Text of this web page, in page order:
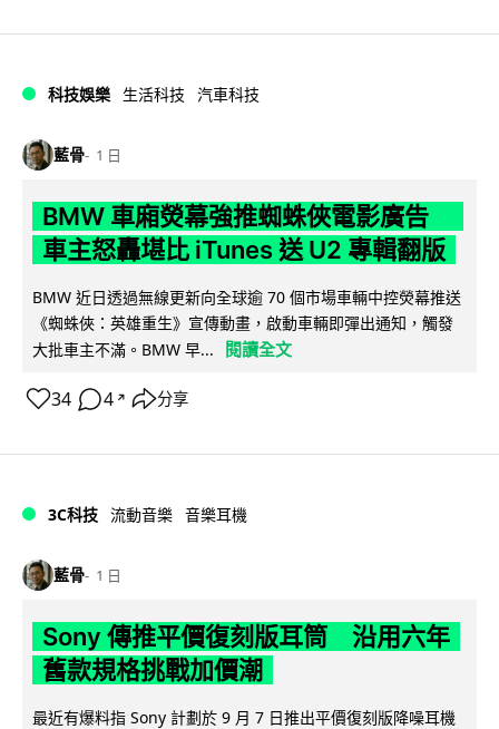
科技娛樂 生活科技 汽車科技
藍骨 1 日
BMW 車廂熒幕強推蜘蛛俠電影廣告
車主怒轟堪比 iTunes 送 U2 專輯翻版
BMW 近日透過無線更新向全球逾 70 個市場車輛中控熒幕推送
《蜘蛛俠：英雄重生》宣傳動畫，啟動車輛即彈出通知，觸發
大批車主不滿。BMW 早...
閱讀全文
34 4 ↗ 分享
3C科技 流動音樂 音樂耳機
藍骨 1 日
Sony 傳推平價復刻版耳筒 沿用六年
舊款規格挑戰加價潮
最近有爆料指 Sony 計劃於 9 月 7 日推出平價復刻版降噪耳機